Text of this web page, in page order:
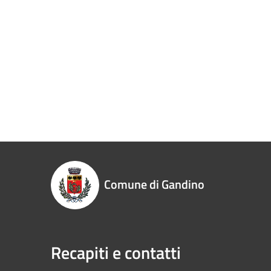
Comune di Gandino
Recapiti e contatti